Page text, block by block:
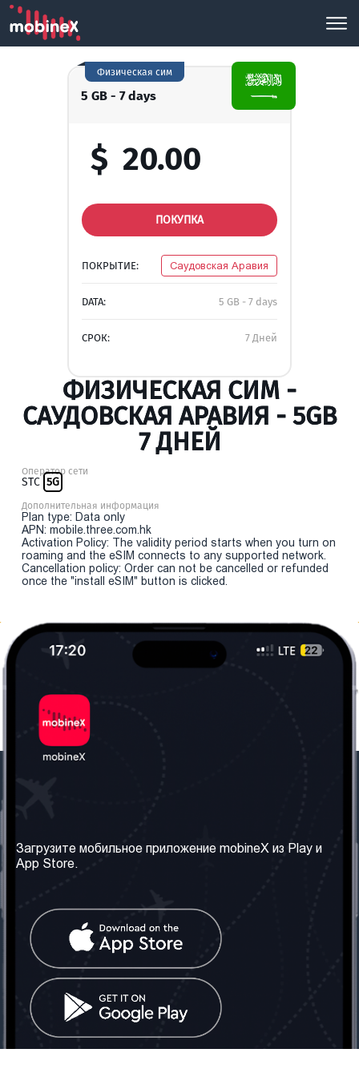
5 GB - 7 days
Физическая сим
$ 20.00
ПОКУПКА
ПОКРЫТИЕ: Саудовская Аравия
DATA: 5 GB - 7 days
СРОК: 7 Дней
ФИЗИЧЕСКАЯ СИМ -
САУДОВСКАЯ АРАВИЯ - 5GB
7 ДНЕЙ
Оператор сети
STC 5G
Дополнительная информация
Plan type: Data only
APN: mobile.three.com.hk
Activation Policy: The validity period starts when you turn on
roaming and the eSIM connects to any supported network.
Cancellation policy: Order can not be cancelled or refunded
once the "install eSIM" button is clicked.
Наши сервисы
Правила и Условия
Часто задаваемые
вопросы
Контакт
Грузия: Тбилиси
Телефон: +442030340050
Email:info@mobinex.com
Социальные сети
Загрузите мобильное приложение mobineX из Play и
App Store.